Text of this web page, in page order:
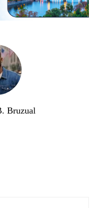
Bruzual